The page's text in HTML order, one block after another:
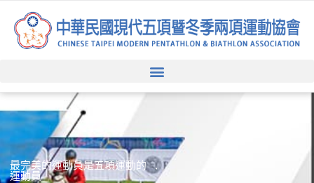
最完美的運動員是五項運動的
運動員